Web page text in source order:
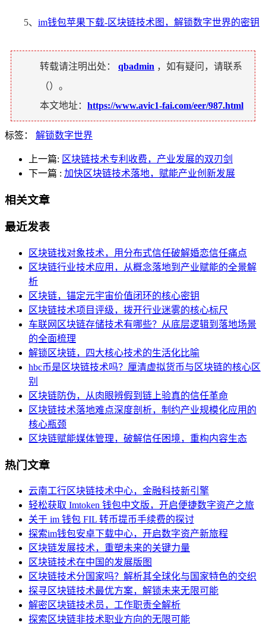
5、 im钱包苹果下载-区块链技术图，解锁数字世界的密钥
转载请注明出处： qbadmin ，如有疑问，请联系
（）。
本文地址： https://www.avic1-fai.com/eer/987.html
标签： 解锁数字世界
上一篇: 区块链技术专利收费，产业发展的双刃剑
下一篇 : 加快区块链技术落地，赋能产业创新发展
相关文章
最近发表
区块链找对象技术，用分布式信任破解婚恋信任痛点
区块链行业技术应用，从概念落地到产业赋能的全景解
析
区块链，锚定元宇宙价值闭环的核心密钥
区块链技术项目评级，拨开行业迷雾的核心标尺
车联网区块链存储技术有哪些？从底层逻辑到落地场景
的全面梳理
解锁区块链，四大核心技术的生活化比喻
hbc币是区块链技术吗？厘清虚拟货币与区块链的核心区
别
区块链防伪，从肉眼辨假到链上验真的信任革命
区块链技术落地难点深度剖析，制约产业规模化应用的
核心瓶颈
区块链赋能媒体管理，破解信任困境，重构内容生态
热门文章
云南工行区块链技术中心，金融科技新引擎
轻松获取 Imtoken 钱包中文版，开启便捷数字资产之旅
关于 im 钱包 FIL 转币提币手续费的探讨
探索im钱包安卓下载中心，开启数字资产新旅程
区块链发展技术，重塑未来的关键力量
区块链技术在中国的发展版图
区块链技术分国家吗？解析其全球化与国家特色的交织
探寻区块链技术最优方案，解锁未来无限可能
解密区块链技术员，工作职责全解析
探索区块链非技术职业方向的无限可能